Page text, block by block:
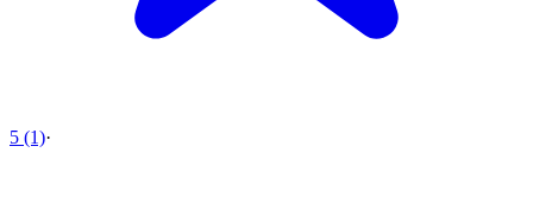
5 (1)·